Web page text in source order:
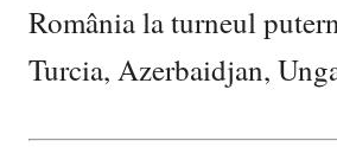
România la turneul
Turcia, Azerbaidjan,